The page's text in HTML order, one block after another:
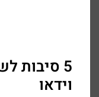
5 סיבות
וידאו